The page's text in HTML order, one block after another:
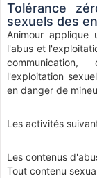
Tolérance
sexuels des
Animour applique
l'abus et
l'exploitation
en danger de
Les activités
Les contenus
Tout contenu